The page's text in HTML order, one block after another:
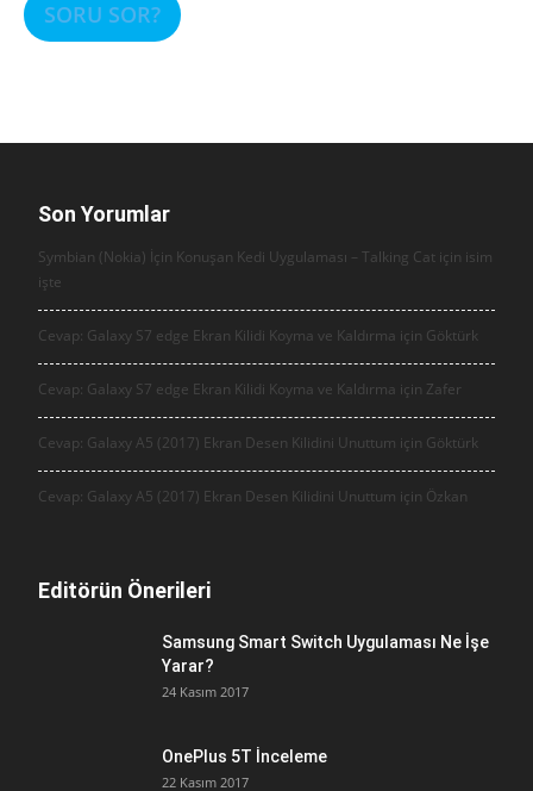
SORU SOR?
Son Yorumlar
Symbian (Nokia) İçin Konuşan Kedi Uygulaması – Talking Cat için isim
işte
Cevap: Galaxy S7 edge Ekran Kilidi Koyma ve Kaldırma için Göktürk
Cevap: Galaxy S7 edge Ekran Kilidi Koyma ve Kaldırma için Zafer
Cevap: Galaxy A5 (2017) Ekran Desen Kilidini Unuttum için Göktürk
Cevap: Galaxy A5 (2017) Ekran Desen Kilidini Unuttum için Özkan
Editörün Önerileri
Samsung Smart Switch Uygulaması Ne İşe
Yarar?
24 Kasım 2017
OnePlus 5T İnceleme
22 Kasım 2017